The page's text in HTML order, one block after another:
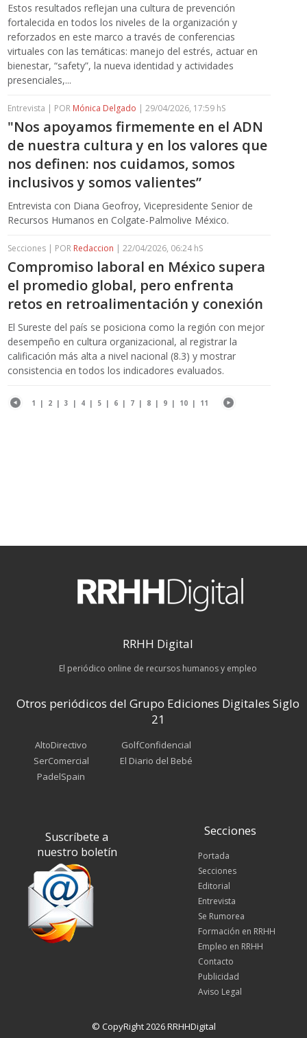
Estos resultados reflejan una cultura de prevención
fortalecida en todos los niveles de la organización y
reforzados en este marco a través de conferencias
virtuales con las temáticas: manejo del estrés, actuar en
bienestar, “safety”, la nueva identidad y actividades
presenciales,...
Entrevista | POR Mónica Delgado | 29/04/2026, 17:59 hS
"Nos apoyamos firmemente en el ADN
de nuestra cultura y en los valores que
nos definen: nos cuidamos, somos
inclusivos y somos valientes”
Entrevista con Diana Geofroy, Vicepresidente Senior de
Recursos Humanos en Colgate-Palmolive México.
Secciones | POR Redaccion | 22/04/2026, 06:24 hS
Compromiso laboral en México supera
el promedio global, pero enfrenta
retos en retroalimentación y conexión
El Sureste del país se posiciona como la región con mejor
desempeño en cultura organizacional, al registrar la
calificación más alta a nivel nacional (8.3) y mostrar
consistencia en todos los indicadores evaluados.
1 | 2 |3 | 4 | 5 | 6 | 7 | 8 | 9 | 10 | 11
RRHH Digital
El periódico online de recursos humanos y empleo
Otros periódicos del Grupo Ediciones Digitales Siglo
21
AltoDirectivo
SerComercial
PadelSpain
GolfConfidencial
El Diario del Bebé
Suscríbete a
nuestro boletín
Secciones
Portada
Secciones
Editorial
Entrevista
Se Rumorea
Formación en RRHH
Empleo en RRHH
Contacto
Publicidad
Aviso Legal
© CopyRight 2026 RRHHDigital